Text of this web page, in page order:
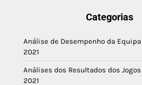
Categorias
Análise de Desempenho da Equipa
2021
Análises dos Resultados dos Jogos
2021